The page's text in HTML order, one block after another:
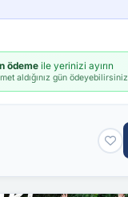
ödeme ile yerinizi ayırın
aldığınız gün